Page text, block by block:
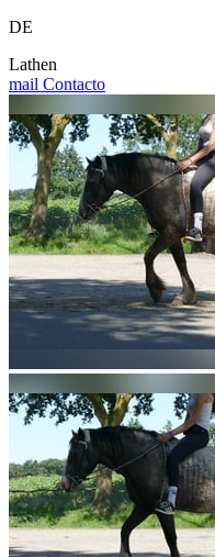
DE
Lathen
mail Contacto